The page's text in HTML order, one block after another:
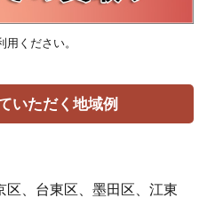
ください。
いただく地域例
、台東区、墨田区、江東